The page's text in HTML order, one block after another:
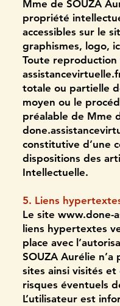
Mme de SOUZA
propriété
accessibles sur le
graphismes, logo,
Toute
totale ou partielle
moyen ou le
préalable de Mme
constitutive d’une
dispositions des
Intellectuelle.
5. Liens
Le site www.done-
liens hypertextes
place avec
SOUZA Aurélie
sites ainsi visités
risques éventuels
L’utilisateur est